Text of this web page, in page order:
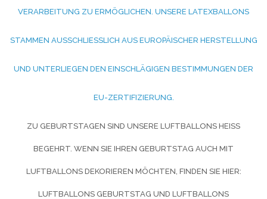
ERARBEITUNG ZU ERMÖGLICHEN. UNSERE LATEXBALLONS S
TAMMEN AUSSCHLIESSLICH AUS EUROPÄISCHER HERSTELLUNG UN
D UNTERLIEGEN DEN EINSCHLÄGIGEN BESTIMMUNGEN DER EU
-ZERTIFIZIERUNG.
ZU GEBURTSTAGEN SIND UNSERE LUFTBALLONS HEISS B
EGEHRT. WENN SIE IHREN GEBURTSTAG AUCH MIT L
UFTBALLONS DEKORIEREN MÖCHTEN, FINDEN SIE HIER:
LUFTBALLONS GEBURTSTAG UND LUFTBALLONS